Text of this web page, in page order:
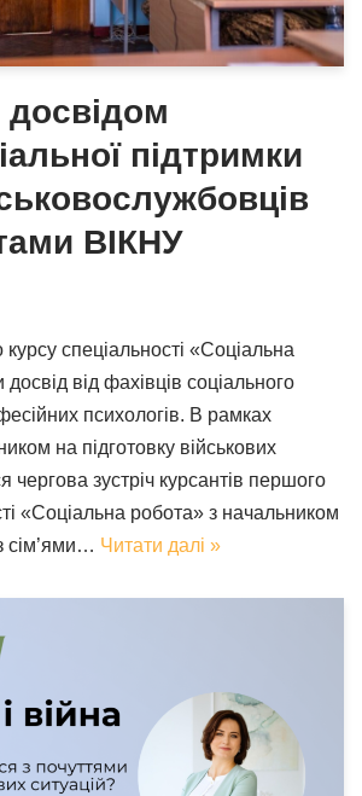
підтримки
ВІКНУ
спеціальності «Соціальна
від фахівців соціального
психологів. В рамках
на підготовку військових
чергова зустріч курсантів першого
«Соціальна робота» з начальником
сім’ями… Читати далі »